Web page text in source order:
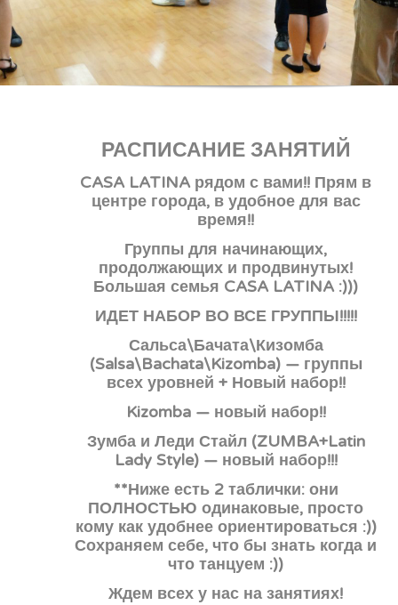
РАСПИСАНИЕ ЗАНЯТИЙ
CASA LATINA рядом с вами!! Прям в
центре города, в удобное для вас
время!!
Группы для начинающих,
продолжающих и продвинутых!
Большая семья CASA LATINA :)))
ИДЕТ НАБОР ВО ВСЕ ГРУППЫ!!!!!
Сальса\Бачата\Кизомба
(Salsa\Bachata\Kizomba) — группы
всех уровней + Новый набор!!
Kizomba — новый набор!!
Зумба и Леди Стайл (ZUMBA+Latin
Lady Style) — новый набор!!!
**Ниже есть 2 таблички: они
ПОЛНОСТЬЮ одинаковые, просто
кому как удобнее ориентироваться :))
Сохраняем себе, что бы знать когда и
что танцуем :))
Ждем всех у нас на занятиях!